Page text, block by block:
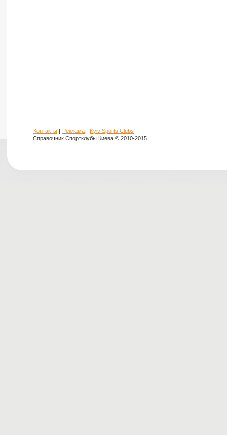
Контакты | Реклама | Kyiv Sports Clubs
Справочник Спортклубы Киева © 2010-2015